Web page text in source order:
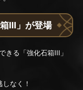
III」が登場
きる「強化石箱III」
なく！